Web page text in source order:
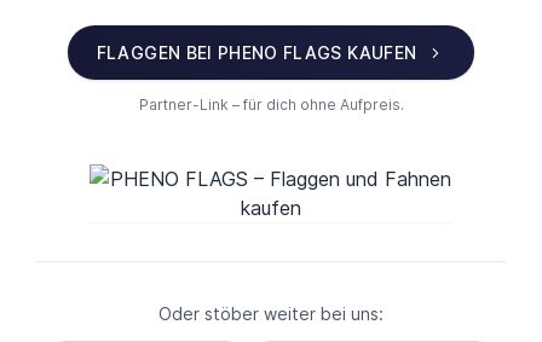
FLAGGEN BEI PHENO FLAGS KAUFEN
Partner-Link – für dich ohne Aufpreis.
Oder stöber weiter bei uns: